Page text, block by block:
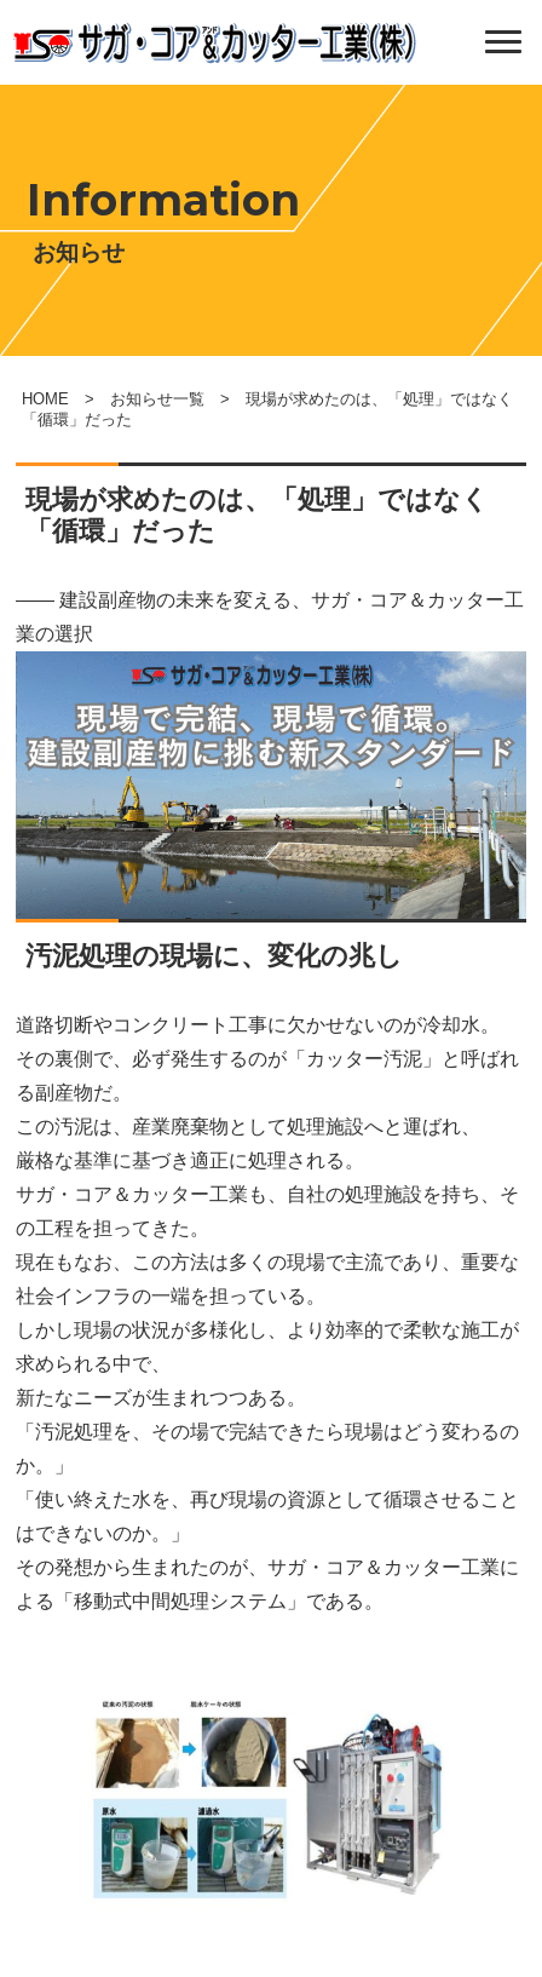
Information
お知らせ
HOME > お知らせ一覧 > 現場が求めたのは、「処理」ではなく
「循環」だった
現場が求めたのは、「処理」ではなく
「循環」だった
―― 建設副産物の未来を変える、サガ・コア＆カッター工
業の選択
汚泥処理の現場に、変化の兆し
道路切断やコンクリート工事に欠かせないのが冷却水。
その裏側で、必ず発生するのが「カッター汚泥」と呼ばれ
る副産物だ。
この汚泥は、産業廃棄物として処理施設へと運ばれ、
厳格な基準に基づき適正に処理される。
サガ・コア＆カッター工業も、自社の処理施設を持ち、そ
の工程を担ってきた。
現在もなお、この方法は多くの現場で主流であり、重要な
社会インフラの一端を担っている。
しかし現場の状況が多様化し、より効率的で柔軟な施工が
求められる中で、
新たなニーズが生まれつつある。
「汚泥処理を、その場で完結できたら現場はどう変わるの
か。」
「使い終えた水を、再び現場の資源として循環させること
はできないのか。」
その発想から生まれたのが、サガ・コア＆カッター工業に
よる「移動式中間処理システム」である。